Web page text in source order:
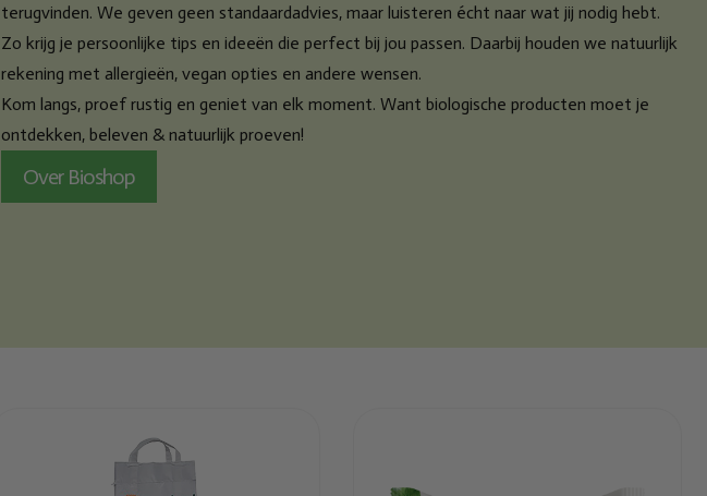
terugvinden. We geven geen standaardadvies, maar luisteren écht naar wat jij nodig hebt.
Zo krijg je persoonlijke tips en ideeën die perfect bij jou passen. Daarbij houden we natuurlijk
rekening met allergieën, vegan opties en andere wensen.
Kom langs, proef rustig en geniet van elk moment. Want biologische producten moet je
ontdekken, beleven & natuurlijk proeven!
Over Bioshop
Markal Quinoa